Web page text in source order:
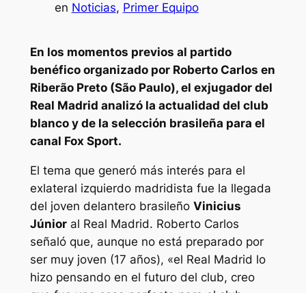
en Noticias, Primer Equipo
En los momentos previos al partido
benéfico organizado por Roberto Carlos en
Riberão Preto (São Paulo), el exjugador del
Real Madrid analizó la actualidad del club
blanco y de la selección brasileña para el
canal Fox Sport.
El tema que generó más interés para el
exlateral izquierdo madridista fue la llegada
del joven delantero brasileño Vinicius
Júnioral Real Madrid. Roberto Carlos
señaló que, aunque no está preparado por
ser muy joven (17 años), «el Real Madrid lo
hizo pensando en el futuro del club, creo